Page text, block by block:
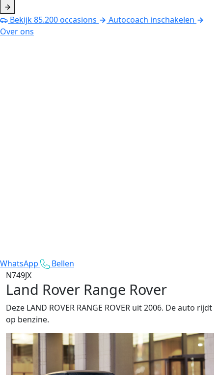
Bekijk85.200occasions
Autocoach inschakelen
Over ons
WhatsApp
Bellen
N749JX
Land Rover Range Rover
Deze LAND ROVER RANGE ROVER uit 2006. De auto rijdt
op benzine.